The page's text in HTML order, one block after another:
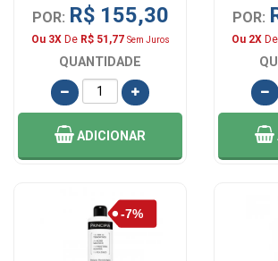
POR: R$ 155,30
Ou 3XDe R$ 51,77 Sem Juros
QUANTIDADE
ADICIONAR
POR:
Ou 2XDe